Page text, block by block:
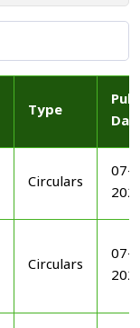
Type
Circulars
07-
Circulars
07-